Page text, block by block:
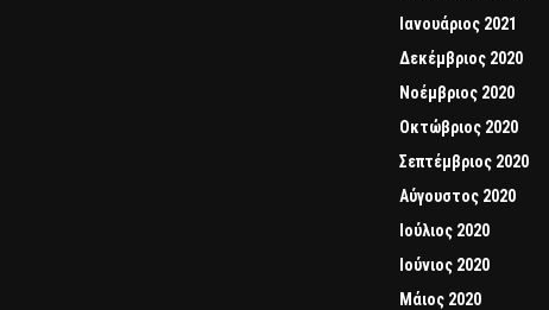
Ιανουάριος 2021
Δεκέμβριος 2020
Νοέμβριος 2020
Οκτώβριος 2020
Σεπτέμβριος 2020
Αύγουστος 2020
Ιούλιος 2020
Ιούνιος 2020
Μάιος 2020